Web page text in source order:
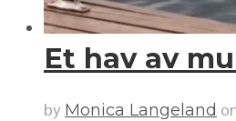
Et hav av
by Monica Langeland